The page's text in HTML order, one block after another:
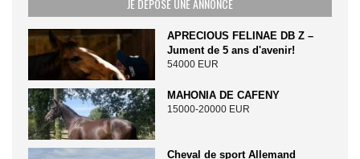
JE DÉPOSE UNE ANNONCE
APRECIOUS FELINAE DB Z –
Jument de 5 ans d'avenir!
54000 EUR
MAHONIA DE CAFENY
15000-20000 EUR
Cheval de sport Allemand